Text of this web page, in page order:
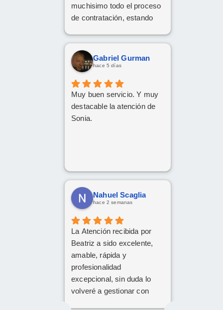
muchisimo todo el proceso
de contratación, estando
momento y aclarando
cualquier posible duda.
Gracias Carlos!
Gabriel Gurman
hace 5 días
Muy buen servicio. Y muy
destacable la atención de
Sonia.
Nahuel Scaglia
hace 2 semanas
La Atención recibida por
Beatriz a sido excelente,
amable, rápida y
profesionalidad
excepcional, sin duda lo
volveré a gestionar con